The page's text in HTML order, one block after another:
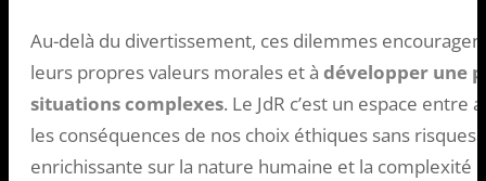
Au-delà du divertissement, ces dilemmes
leurs propres valeurs morales et à développer une
situations complexes. Le JdR c’est un espace
les conséquences de nos choix éthiques sans
enrichissante sur la nature humaine et la complexité